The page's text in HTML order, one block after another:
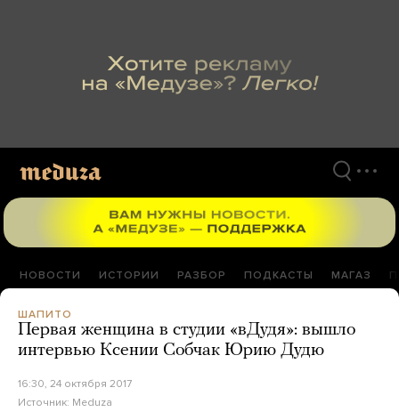
НОВОСТИ ИСТОРИИ РАЗБОР ПОДКАСТЫ МАГАЗ
ШАПИТО
Первая женщина в студии «вДудя»: вышло
интервью Ксении Собчак Юрию Дудю
16:30, 24 октября 2017
Источник: Meduza